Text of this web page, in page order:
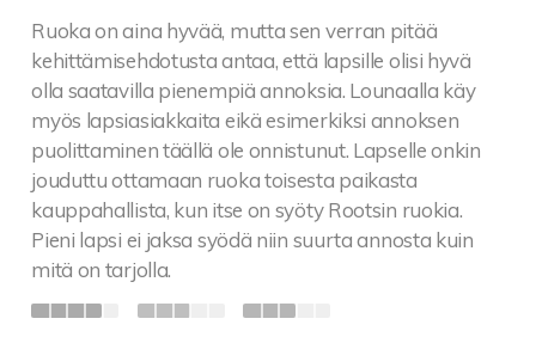
Ruoka on aina hyvää, mutta sen verran pitää
kehittämisehdotusta antaa, että lapsille olisi hyvä
olla saatavilla pienempiä annoksia. Lounaalla käy
myös lapsiasiakkaita eikä esimerkiksi annoksen
puolittaminen täällä ole onnistunut. Lapselle onkin
jouduttu ottamaan ruoka toisesta paikasta
kauppahallista, kun itse on syöty Rootsin ruokia.
Pieni lapsi ei jaksa syödä niin suurta annosta kuin
mitä on tarjolla.